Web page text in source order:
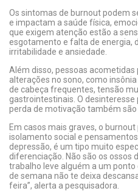
Os sintomas de burnout podem
e impactam a saúde física,
que exigem atenção estão a
esgotamento e falta de energia,
irritabilidade e ansiedade.
Além disso, pessoas
alterações no sono, como
de cabeça frequentes, tensão
gastrointestinais. O desinteresse
perda de motivação também são
Em casos mais graves, o
isolamento social e
depressão, é um tipo muito
diferenciação. Não são os ossos
trabalho leve alguém a um
de semana não te deixa
feira”, alerta a pesquisadora.